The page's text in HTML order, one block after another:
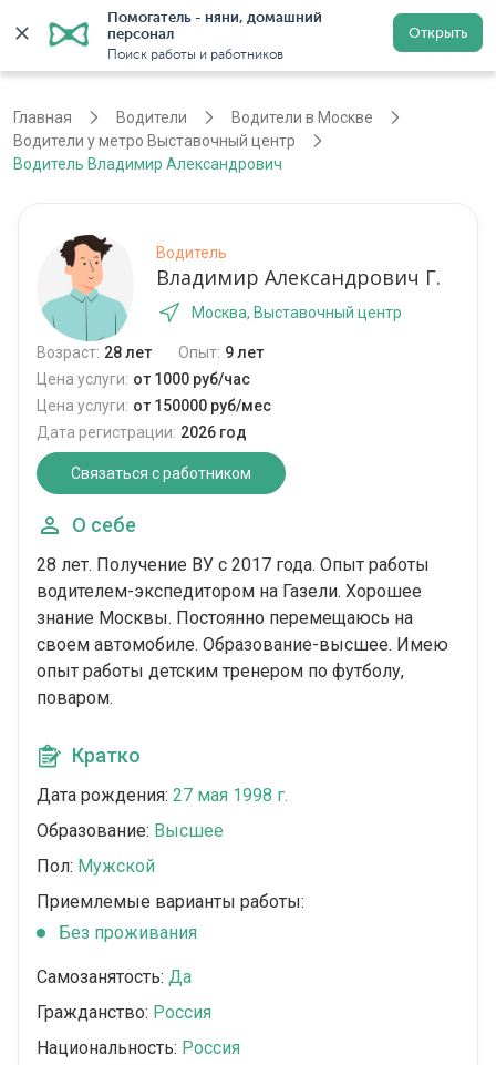
Помогатель - няни, домашний
персонал
Поиск работы и работников
Открыть
Регистрация
Главная Водители
Водители в Москве
Водители у метро Выставочный центр
Водитель Владимир Александрович
Водитель
Владимир Александрович Г.
Москва, Выставочный центр
Возраст: 28 лет Опыт: 9 лет
Цена услуги: от 1000 руб/час
Цена услуги: от 150000 руб/мес
Дата регистрации: 2026 год
Связаться с работником
О себе
28 лет. Получение ВУ с 2017 года. Опыт работы
водителем-экспедитором на Газели. Хорошее
знание Москвы. Постоянно перемещаюсь на
своем автомобиле. Образование-высшее. Имею
опыт работы детским тренером по футболу,
поваром.
Кратко
Дата рождения: 27 мая 1998 г.
Образование: Высшее
Пол: Мужской
Приемлемые варианты работы:
Без проживания
Самозанятость: Да
Гражданство: Россия
Национальность: Россия